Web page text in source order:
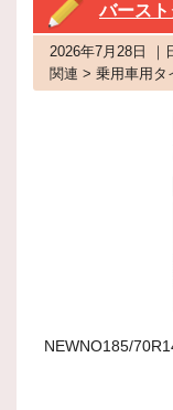
バースト
2026年7月28日
関連 > 乗用車用タ
NEWNO185/